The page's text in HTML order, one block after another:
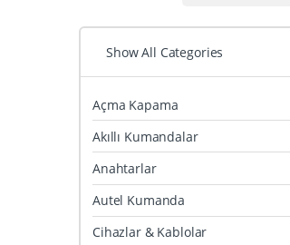
Show All Categories
Açma Kapama
Akıllı Kumandalar
Anahtarlar
Autel Kumanda
Cihazlar & Kablolar